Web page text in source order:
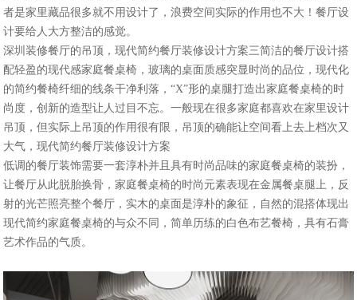
者是家里藏品很多就不用设计了，浪费空间实际的作用也不大！餐厅设
计要给人大方整洁的感觉。
深圳装修餐厅的吊顶，现代简约餐厅装修设计方案三简洁的餐厅设计搭
配轻盈的现代感家庭餐桌椅，玻璃的桌面质感突显时尚的品位，现代化
的简约餐椅纤细的线条干净利落，“X”形的桌腿打造出家庭餐桌椅的时
尚度，创新的造型让人过目不忘。一般现在很多家庭都喜欢在家里设计
吊顶，但实际上吊顶的作用很有限，吊顶的确能让空间看上去上档次又
大气，现代简约餐厅装修设计方案
低调的餐厅装饰需要一套淳朴并且具有时尚品味的家庭餐桌椅的装扮，
让餐厅从此脱胎换骨，家庭餐桌椅的时尚元素表现在金属餐桌腿上，反
射的光芒照亮整个餐厅，实木的桌面是淳朴的象征，自然的混搭体现出
现代简约家庭餐桌椅的与众不同，简单历练的白色布艺餐椅，具有石膏
艺术作品的气质。